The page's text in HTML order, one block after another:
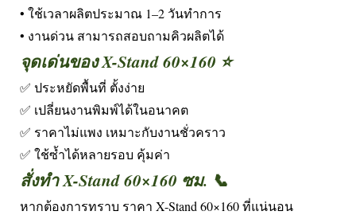
• ใช้เวลาผลิตประมาณ 1–2 วันทำการ
• งานด่วน สามารถสอบถามคิวผลิตได้
จุดเด่นของ X-Stand 60×160 ⭐
✅ ประหยัดพื้นที่ ตั้งง่าย
✅ เปลี่ยนงานพิมพ์ได้ในอนาคต
✅ ราคาไม่แพง เหมาะกับงานชั่วคราว
✅ ใช้ซ้ำได้หลายรอบ คุ้มค่า
สั่งทำ X-Stand 60×160 ซม. 📞
หากต้องการทราบ ราคา X-Stand 60×160 ที่แน่นอน